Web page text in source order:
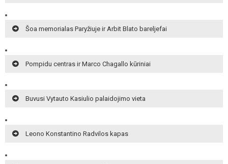
Šoa memorialas Paryžiuje ir Arbit Blato bareljefai
Pompidu centras ir Marco Chagallo kūriniai
Buvusi Vytauto Kasiulio palaidojimo vieta
Leono Konstantino Radvilos kapas